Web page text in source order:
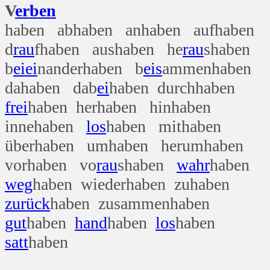
Verben
haben abhaben anhaben aufhaben
draufhaben aushaben heraushaben
beieinanderhaben beisammenhaben
dahaben dabeihaben durchhaben
freihaben herhaben hinhaben
innehaben loshaben mithaben
überhaben umhaben herumhaben
vorhaben voraushaben wahrhaben
weghaben wiederhaben zuhaben
zurückhaben zusammenhaben
guthaben handhaben loshaben
satthaben